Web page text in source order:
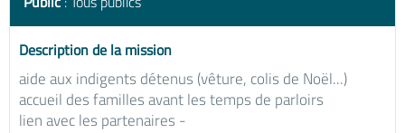
Description de la mission
aide aux indigents détenus (vêture, colis de Noël...)
accueil des familles avant les temps de parloirs
lien avec les partenaires -